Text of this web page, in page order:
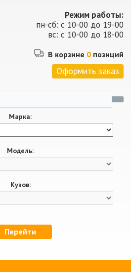
Режим работы:
пн-сб: с 10-00 до 19-00
вс: с 10-00 до 18-00
В корзине 0 позиций
Оформить заказ
Марка:
Модель:
Кузов:
Перейти